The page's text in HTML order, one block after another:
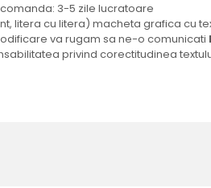
3-5 zile lucratoare
litera cu litera) macheta grafica cu
va rugam sa ne-o comunicati
privind corectitudinea